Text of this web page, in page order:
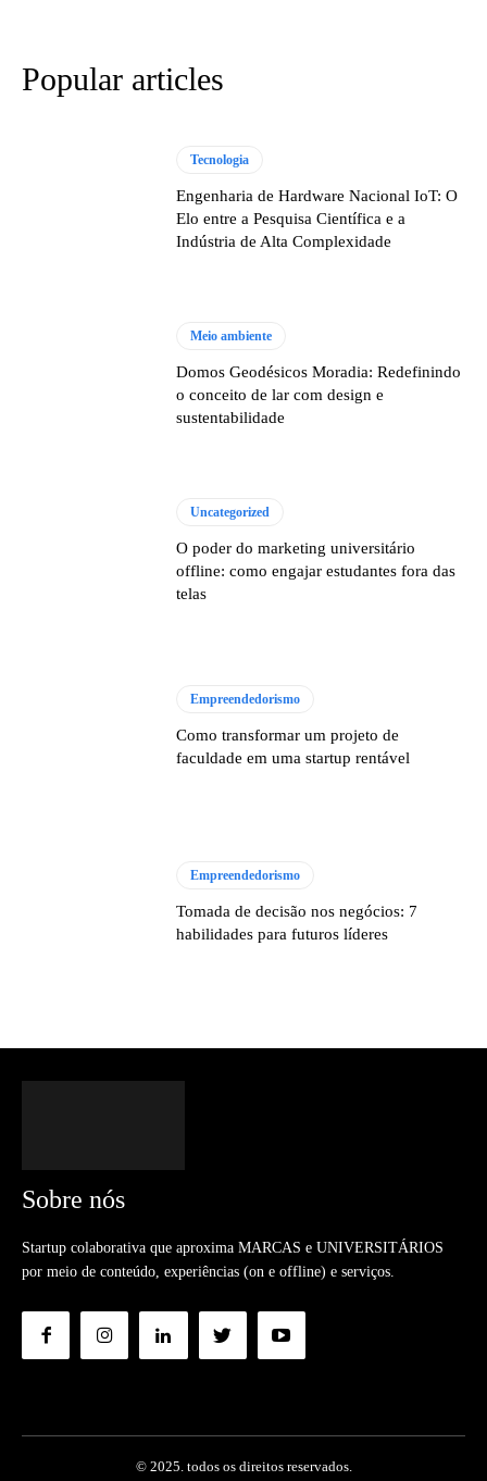
Popular articles
Tecnologia
Engenharia de Hardware Nacional IoT: O
Elo entre a Pesquisa Científica e a
Indústria de Alta Complexidade
Meio ambiente
Domos Geodésicos Moradia: Redefinindo
o conceito de lar com design e
sustentabilidade
Uncategorized
O poder do marketing universitário
offline: como engajar estudantes fora das
telas
Empreendedorismo
Como transformar um projeto de
faculdade em uma startup rentável
Empreendedorismo
Tomada de decisão nos negócios: 7
habilidades para futuros líderes
Sobre nós
Startup colaborativa que aproxima MARCAS e UNIVERSITÁRIOS
por meio de conteúdo, experiências (on e offline) e serviços.
© 2025. todos os direitos reservados.